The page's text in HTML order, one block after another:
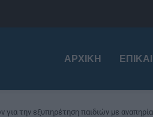
ΑΡΧΙΚΉ
για την εξυπηρέτηση παιδιών με αναπηρία